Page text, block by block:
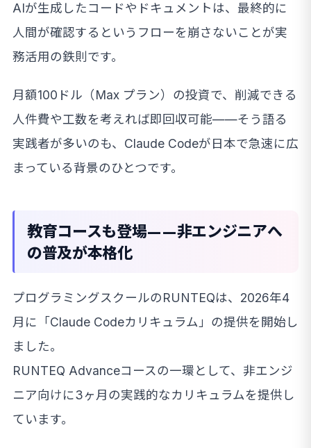
AIが生成したコードやドキュメントは、最終的に
人間が確認するというフローを崩さないことが実
務活用の鉄則です。
月額100ドル（Max プラン）の投資で、削減できる
人件費や工数を考えれば即回収可能——そう語る
実践者が多いのも、Claude Codeが日本で急速に広
まっている背景のひとつです。
教育コースも登場——非エンジニアへ
の普及が本格化
プログラミングスクールのRUNTEQは、2026年4
月に「Claude Codeカリキュラム」の提供を開始し
ました。
RUNTEQ Advanceコースの一環として、非エンジ
ニア向けに3ヶ月の実践的なカリキュラムを提供し
ています。